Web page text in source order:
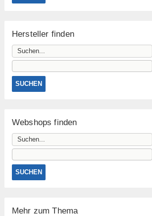
Hersteller finden
Webshops finden
Mehr zum Thema